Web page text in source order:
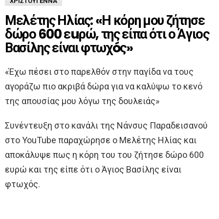
Μελέτης Ηλίας: «Η κόρη μου ζήτησε
δώρο 600 εuρώ, της είπα ότι ο Άγιος
Βασίλης είναι φτωχóς»
«Έχω πέσει στο παρελθόν στην παγίδα να τους
αγοράζω πιο ακριβά δώρα για να καλύψω το κενό
της απουσίας μου λόγω της δουλειάς»
Συνέντευξη στο κανάλι της Νάνσυς Παραδεισανού
στο YouTube παραχώρησε ο Μελέτης Ηλίας και
αποκάλυψε πως η κόρη του του ζήτησε δώρο 600
ευρώ και της είπε ότι ο Άγιος Βασίλης είναι
φτωχός.